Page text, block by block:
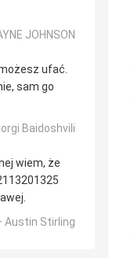
JOHNSON
ufać.
sam go
Baidoshvili
wiem, że
Austin Stirling